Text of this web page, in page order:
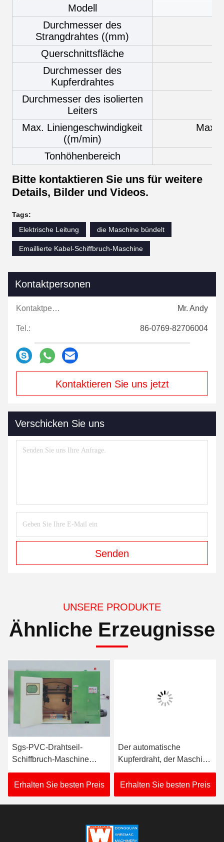
Modell
Durchmesser des
Strangdrahtes ((mm)
Querschnittsfläche
Durchmesser des
Kupferdrahtes
Durchmesser des isolierten
Leiters
Max. Liniengeschwindigkeit
((m/min)
Max,
Tonhöhenbereich
Bitte kontaktieren Sie uns für weitere
Details, Bilder und Videos.
Tags:
Elektrische Leitung
die Maschine bündelt
Emaillierte Kabel-Schiffbruch-Maschine
Kontaktpersonen
Kontaktpersonen: Mr. Andy
Tel.: 86-0769-82706004
Kontaktieren Sie uns jetzt
Verschicken Sie uns
Senden
UNSERE PRODUKTE
Ähnliche Erzeugnisse
Sgs-PVC-Drahtseil-
Schiffbruch-Maschine
20HP manueller Spulen-
Aufzug Wechselstroms
Erhalten Sie besten Preis
Der automatische
Kupferdraht, der Maschine
3350KG bündelt,
schießen Höhe 850mm in
die Höhe
Erhalten Sie besten Preis